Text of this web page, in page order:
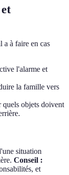
a à faire en cas
l'alarme et
la famille vers
quels objets doivent
situation
Conseil :
et